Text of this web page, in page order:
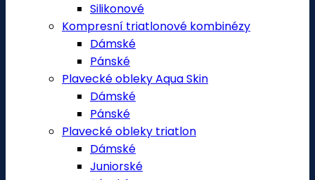
Silikonové
Kompresní triatlonové kombinézy
Dámské
Pánské
Plavecké obleky Aqua Skin
Dámské
Pánské
Plavecké obleky triatlon
Dámské
Juniorské